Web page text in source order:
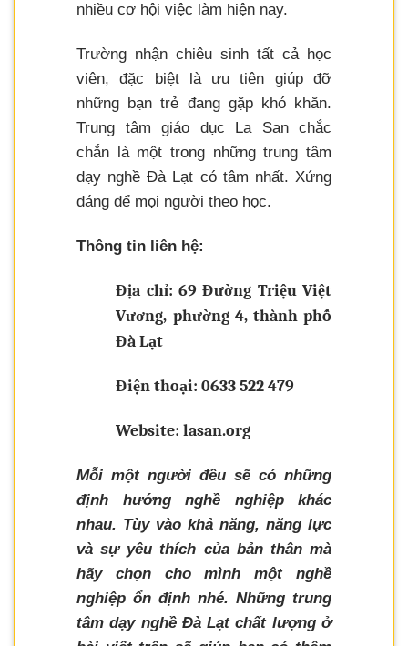
nhiều cơ hội việc làm hiện nay.
Trường nhận chiêu sinh tất cả học
viên, đặc biệt là ưu tiên giúp đỡ
những bạn trẻ đang gặp khó khăn.
Trung tâm giáo dục La San chắc
chắn là một trong những trung tâm
dạy nghề Đà Lạt có tâm nhất. Xứng
đáng để mọi người theo học.
Thông tin liên hệ:
Địa chỉ: 69 Đường Triệu Việt
Vương, phường 4, thành phố
Đà Lạt
Điện thoại: 0633 522 479
Website: lasan.org
Mỗi một người đều sẽ có những
định hướng nghề nghiệp khác
nhau. Tùy vào khả năng, năng lực
và sự yêu thích của bản thân mà
hãy chọn cho mình một nghề
nghiệp ổn định nhé. Những trung
tâm dạy nghề Đà Lạt chất lượng ở